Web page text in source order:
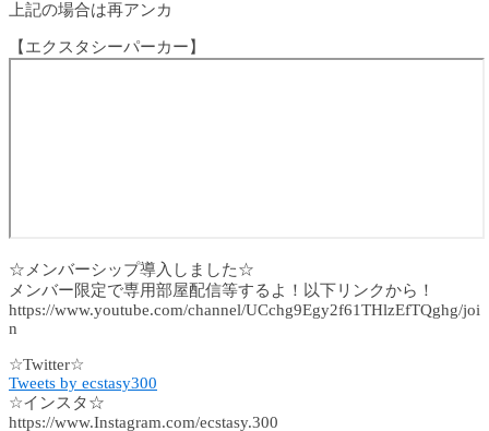
上記の場合は再アンカ
【エクスタシーパーカー】
☆メンバーシップ導入しました☆
メンバー限定で専用部屋配信等するよ！以下リンクから！
https://www.youtube.com/channel/UCchg9Egy2f61THlzEfTQghg/joi
n
☆Twitter☆
Tweets by ecstasy300
☆インスタ☆
https://www.Instagram.com/ecstasy.300